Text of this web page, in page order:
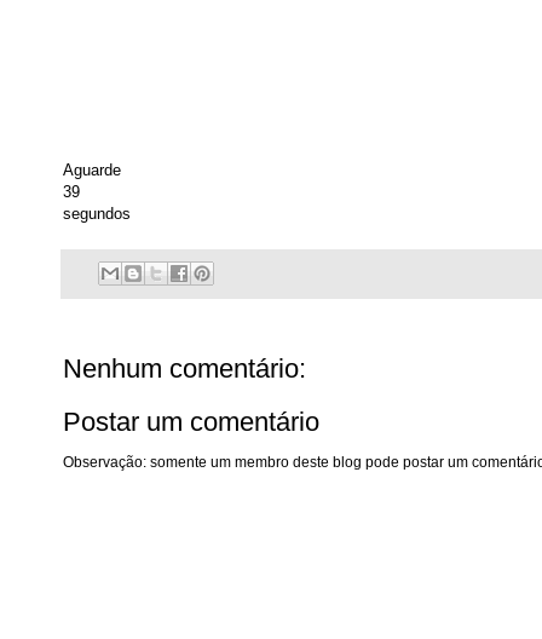
Aguarde
39
segundos
Nenhum comentário:
Postar um comentário
Observação: somente um membro deste blog pode postar um